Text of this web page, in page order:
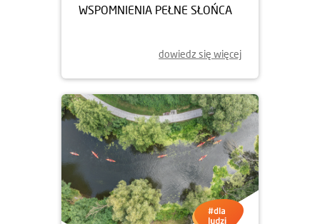
WSPOMNIENIA PEŁNE SŁOŃCA
dowiedz się więcej